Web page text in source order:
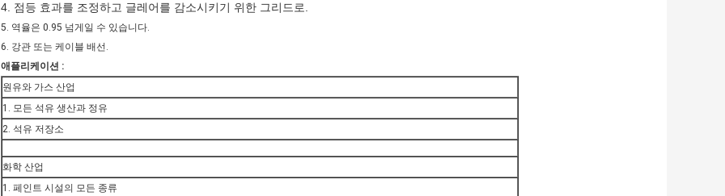
4. 점등 효과를 조정하고 글레어를 감소시키기 위한 그리드로.
5. 역율은 0.95 넘게일 수 있습니다.
6. 강관 또는 케이블 배선.
애플리케이션 :
원유와 가스 산업
1. 모든 석유 생산과 정유
2. 석유 저장소
화학 산업
1. 페인트 시설의 모든 종류